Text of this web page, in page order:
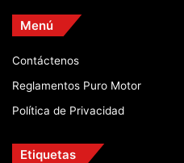
Menú
Contáctenos
Reglamentos Puro Motor
Política de Privacidad
Etiquetas